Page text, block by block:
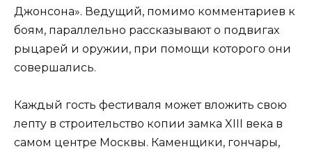
Джонсона». Ведущий, помимо комментариев к
боям, параллельно рассказывают о подвигах
рыцарей и оружии, при помощи которого они
совершались.
Каждый гость фестиваля может вложить свою
лепту в строительство копии замка XIII века в
самом центре Москвы. Каменщики, гончары,